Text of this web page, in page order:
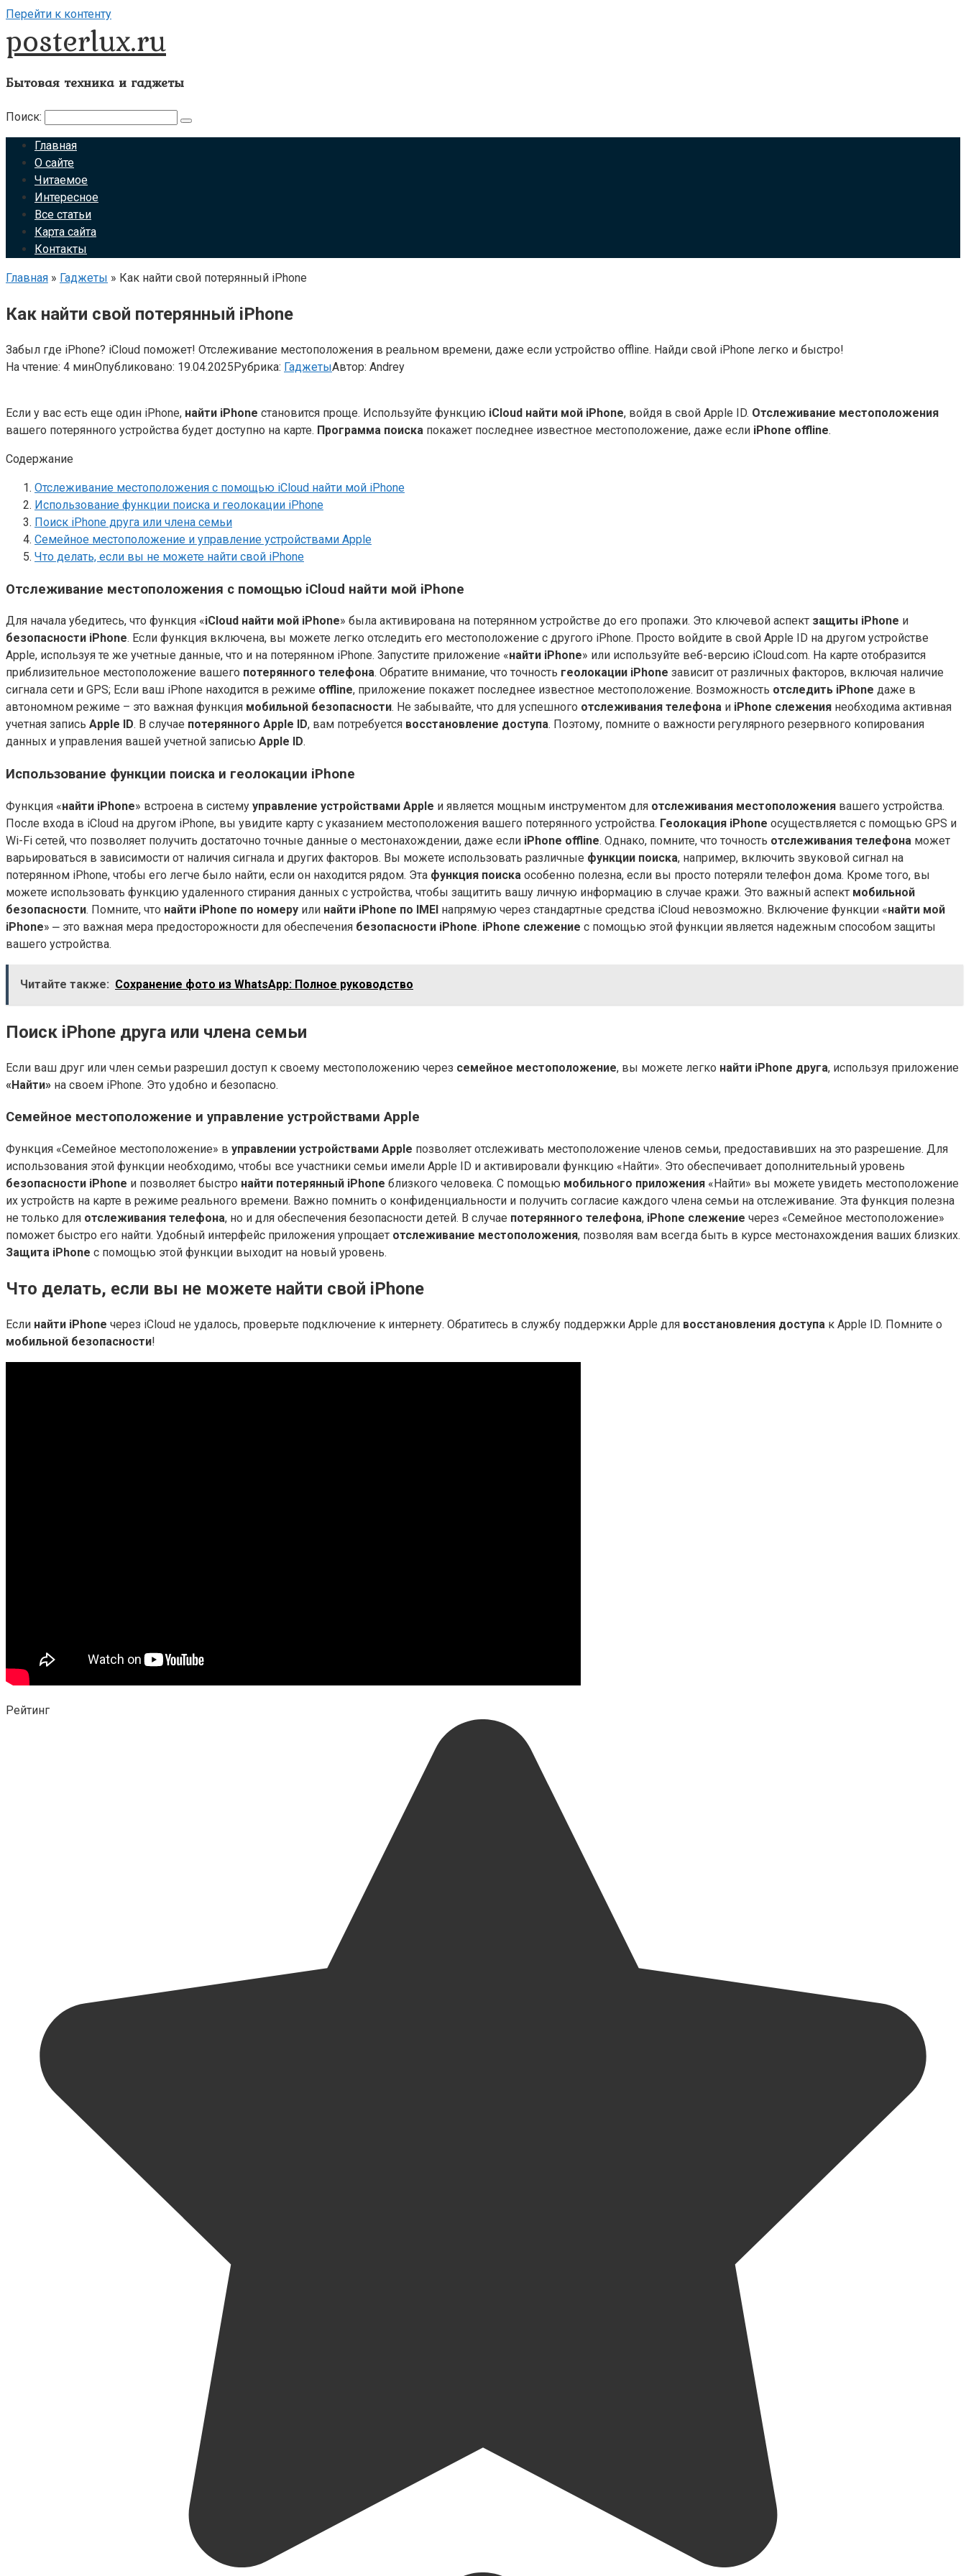
Перейти к контенту
posterlux.ru
Бытовая техника и гаджеты
Поиск:
Главная
О сайте
Читаемое
Интересное
Все статьи
Карта сайта
Контакты
Главная » Гаджеты » Как найти свой потерянный iPhone
Как найти свой потерянный iPhone
Забыл где iPhone? iCloud поможет! Отслеживание местоположения в реальном времени, даже если устройство offline. Найди свой iPhone легко и быстро!
На чтение: 4 минОпубликовано: 19.04.2025Рубрика: ГаджетыАвтор: Andrey
Если у вас есть еще один iPhone, найти iPhone становится проще. Используйте функцию iCloud найти мой iPhone, войдя в свой Apple ID. Отслеживание местоположения
вашего потерянного устройства будет доступно на карте. Программа поиска покажет последнее известное местоположение, даже если iPhone offline.
Содержание
Отслеживание местоположения с помощью iCloud найти мой iPhone
Использование функции поиска и геолокации iPhone
Поиск iPhone друга или члена семьи
Семейное местоположение и управление устройствами Apple
Что делать, если вы не можете найти свой iPhone
Отслеживание местоположения с помощью iCloud найти мой iPhone
Для начала убедитесь, что функция «iCloud найти мой iPhone» была активирована на потерянном устройстве до его пропажи. Это ключевой аспект защиты iPhone и
безопасности iPhone. Если функция включена, вы можете легко отследить его местоположение с другого iPhone. Просто войдите в свой Apple ID на другом устройстве
Apple, используя те же учетные данные, что и на потерянном iPhone. Запустите приложение «найти iPhone» или используйте веб-версию iCloud.com. На карте отобразится
приблизительное местоположение вашего потерянного телефона. Обратите внимание, что точность геолокации iPhone зависит от различных факторов, включая наличие
сигнала сети и GPS; Если ваш iPhone находится в режиме offline, приложение покажет последнее известное местоположение. Возможность отследить iPhone даже в
автономном режиме – это важная функция мобильной безопасности. Не забывайте, что для успешного отслеживания телефона и iPhone слежения необходима активная
учетная запись Apple ID. В случае потерянного Apple ID, вам потребуется восстановление доступа. Поэтому, помните о важности регулярного резервного копирования
данных и управления вашей учетной записью Apple ID.
Использование функции поиска и геолокации iPhone
Функция «найти iPhone» встроена в систему управление устройствами Apple и является мощным инструментом для отслеживания местоположения вашего устройства.
После входа в iCloud на другом iPhone, вы увидите карту с указанием местоположения вашего потерянного устройства. Геолокация iPhone осуществляется с помощью GPS и
Wi-Fi сетей, что позволяет получить достаточно точные данные о местонахождении, даже если iPhone offline. Однако, помните, что точность отслеживания телефона может
варьироваться в зависимости от наличия сигнала и других факторов. Вы можете использовать различные функции поиска, например, включить звуковой сигнал на
потерянном iPhone, чтобы его легче было найти, если он находится рядом. Эта функция поиска особенно полезна, если вы просто потеряли телефон дома. Кроме того, вы
можете использовать функцию удаленного стирания данных с устройства, чтобы защитить вашу личную информацию в случае кражи. Это важный аспект мобильной
безопасности. Помните, что найти iPhone по номеру или найти iPhone по IMEI напрямую через стандартные средства iCloud невозможно. Включение функции «найти мой
iPhone» ⎼ это важная мера предосторожности для обеспечения безопасности iPhone. iPhone слежение с помощью этой функции является надежным способом защиты
вашего устройства.
Читайте также: Сохранение фото из WhatsApp: Полное руководство
Поиск iPhone друга или члена семьи
Если ваш друг или член семьи разрешил доступ к своему местоположению через семейное местоположение, вы можете легко найти iPhone друга, используя приложение
«Найти» на своем iPhone. Это удобно и безопасно.
Семейное местоположение и управление устройствами Apple
Функция «Семейное местоположение» в управлении устройствами Apple позволяет отслеживать местоположение членов семьи, предоставивших на это разрешение. Для
использования этой функции необходимо, чтобы все участники семьи имели Apple ID и активировали функцию «Найти». Это обеспечивает дополнительный уровень
безопасности iPhone и позволяет быстро найти потерянный iPhone близкого человека. С помощью мобильного приложения «Найти» вы можете увидеть местоположение
их устройств на карте в режиме реального времени. Важно помнить о конфиденциальности и получить согласие каждого члена семьи на отслеживание. Эта функция полезна
не только для отслеживания телефона, но и для обеспечения безопасности детей. В случае потерянного телефона, iPhone слежение через «Семейное местоположение»
поможет быстро его найти. Удобный интерфейс приложения упрощает отслеживание местоположения, позволяя вам всегда быть в курсе местонахождения ваших близких.
Защита iPhone с помощью этой функции выходит на новый уровень.
Что делать, если вы не можете найти свой iPhone
Если найти iPhone через iCloud не удалось, проверьте подключение к интернету. Обратитесь в службу поддержки Apple для восстановления доступа к Apple ID. Помните о
мобильной безопасности!
Рейтинг